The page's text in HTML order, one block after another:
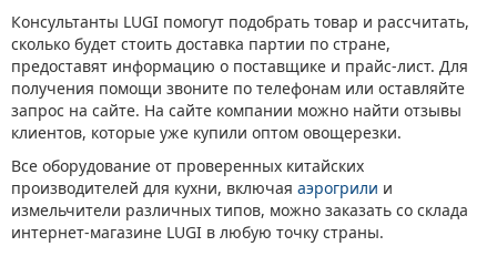
Консультанты LUGI помогут подобрать товар и рассчитать,
сколько будет стоить доставка партии по стране,
предоставят информацию о поставщике и прайс-лист. Для
получения помощи звоните по телефонам или оставляйте
запрос на сайте. На сайте компании можно найти отзывы
клиентов, которые уже купили оптом овощерезки.
Все оборудование от проверенных китайских
производителей для кухни, включая аэрогрили и
измельчители различных типов, можно заказать со склада
интернет-магазине LUGI в любую точку страны.